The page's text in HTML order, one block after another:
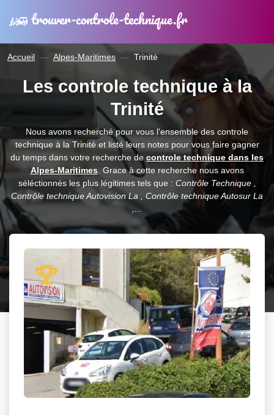
trouver-controle-technique.fr
Accueil Alpes-Maritimes Trinité
Les controle technique à la
Trinité
Nous avons recherché pour vous l'ensemble des controle
technique à la Trinité et listé leurs notes pour vous faire gagner
du temps dans votre recherche de controle technique dans les
Alpes-Maritimes. Grace à cette recherche nous avons
séléctionnés les plus légitimes tels que : Contrôle Technique ,
Contrôle technique Autovision La , Contrôle technique Autosur La